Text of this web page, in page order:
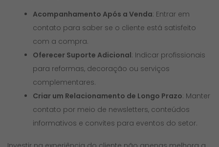
Acompanhamento Após a Venda: Entrar em
contato para saber se o cliente está satisfeito
com a compra.
Oferecer Suporte Adicional: Indicar profissionais
para reformas, decoração ou serviços
complementares.
Criar um Relacionamento de Longo Prazo: Manter
contato por meio de newsletters, conteúdos
informativos e convites para eventos do setor.